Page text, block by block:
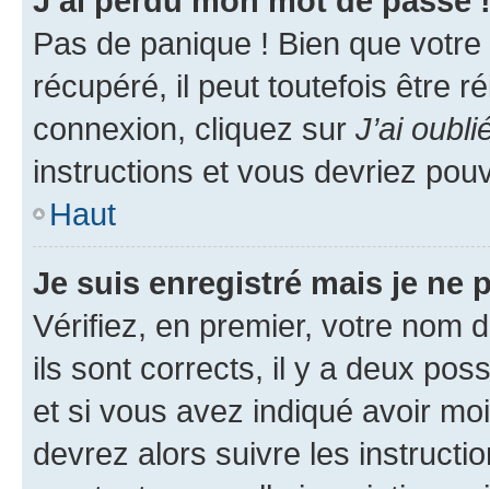
Pas de panique ! Bien que
récupéré, il peut toutefois être
connexion, cliquez sur J’ai
instructions et vous devriez
Haut
Je suis enregistré mais je ne
Vérifiez, en premier, votre nom
ils sont corrects, il y a deux
et si vous avez indiqué avoir
devrez alors suivre les